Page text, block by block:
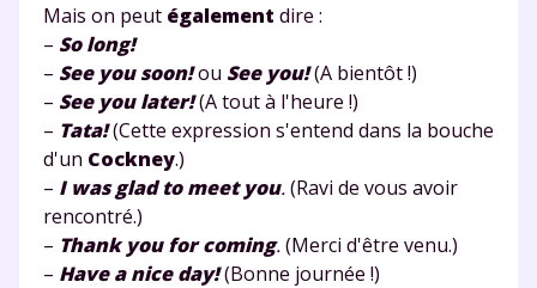
Mais on peut également dire :
– So long!
– See you soon!ou See you!(A bientôt !)
– See you later!(A tout à l'heure !)
– Tata!(Cette expression s'entend dans la bouche
d'un Cockney.)
– I was glad to meet you.(Ravi de vous avoir
rencontré.)
– Thank you for coming.(Merci d'être venu.)
– Have a nice day!(Bonne journée !)